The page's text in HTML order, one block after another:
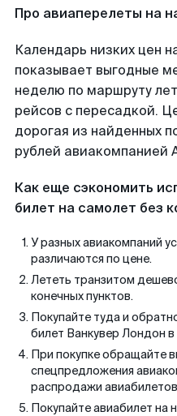
Про авиаперелеты на
Календарь низких цен
показывает выгодные
неделю по маршруту
рейсов с пересадкой.
дорогая из найденных
рублей авиакомпанией
Как еще сэкономить
билет на самолет без
У разных авиакомпаний
различаются по цене.
Лететь транзитом
конечных пунктов.
Покупайте туда и
билет Ванкувер Лондон
При покупке обращайте
спецпредложения
распродажи
Покупайте авиабилет на